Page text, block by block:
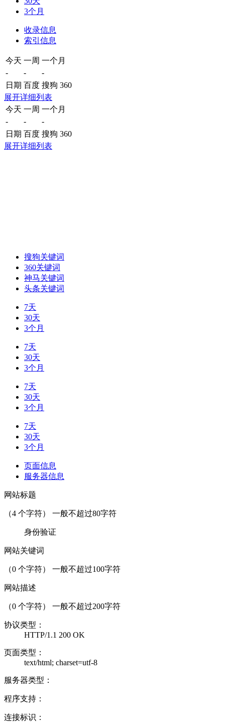
3个月
收录信息
索引信息
今天 一周 一个月
-
-
-
日期 百度 搜狗 360
展开详细列表
今天 一周 一个月
-
-
-
日期 百度 搜狗 360
展开详细列表
搜狗关键词
360关键词
神马关键词
头条关键词
7天
30天
3个月
7天
30天
3个月
7天
30天
3个月
7天
30天
3个月
页面信息
服务器信息
网站标题
（4 个字符） 一般不超过80字符
身份验证
网站关键词
（0 个字符） 一般不超过100字符
网站描述
（0 个字符） 一般不超过200字符
协议类型：
HTTP/1.1 200 OK
页面类型：
text/html; charset=utf-8
服务器类型：
程序支持：
连接标识：